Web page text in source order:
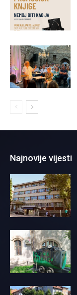
Najnovije vijesti